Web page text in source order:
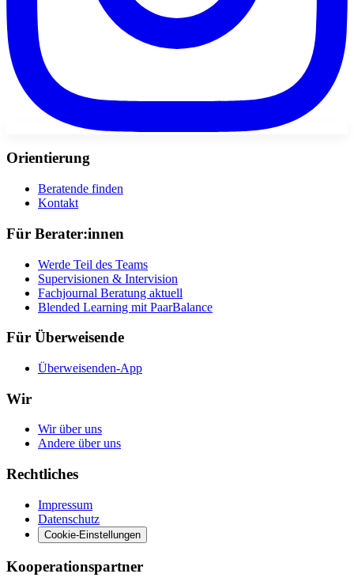
Orientierung
Beratende finden
Kontakt
Für Berater:innen
Werde Teil des Teams
Supervisionen & Intervision
Fachjournal Beratung aktuell
Blended Learning mit PaarBalance
Für Überweisende
Überweisenden-App
Wir
Wir über uns
Andere über uns
Rechtliches
Impressum
Datenschutz
Cookie-Einstellungen
Kooperationspartner